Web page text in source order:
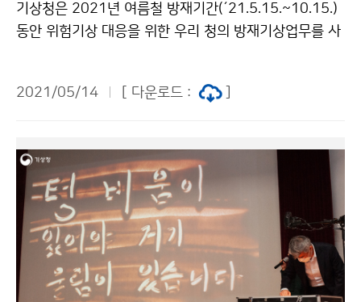
기상청은 2021년 여름철 방재기간(´21.5.15.~10.15.)
동안 위험기상 대응을 위한 우리 청의 방재기상업무를 사
2021/05/14
[ 다운로드 :